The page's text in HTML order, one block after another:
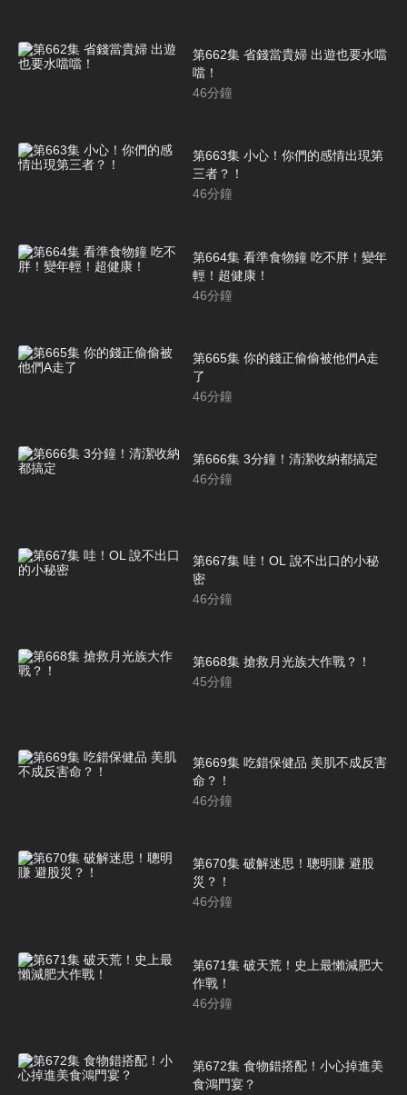
第662集 省錢當貴婦 出遊也要水噹
噹！
46分鐘
第663集 小心！你們的感情出現第
三者？！
46分鐘
第664集 看準食物鐘 吃不胖！變年
輕！超健康！
46分鐘
第665集 你的錢正偷偷被他們A走
了
46分鐘
第666集 3分鐘！清潔收納都搞定
46分鐘
第667集 哇！OL 說不出口的小秘
密
46分鐘
第668集 搶救月光族大作戰？！
45分鐘
第669集 吃錯保健品 美肌不成反害
命？！
46分鐘
第670集 破解迷思！聰明賺 避股
災？！
46分鐘
第671集 破天荒！史上最懶減肥大
作戰！
46分鐘
第672集 食物錯搭配！小心掉進美
食鴻門宴？